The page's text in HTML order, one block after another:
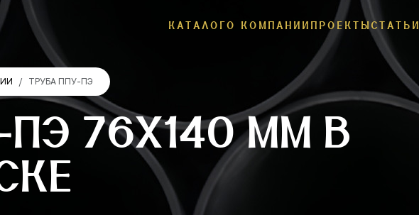
КАТАЛОГО КОМПАНИИ ПРОЕКТЫСТАТЬИ
ТРУБА ППУ-ПЭ
76Х140 ММ В